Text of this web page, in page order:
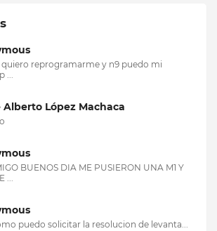
quiero reprogramarme y n9 puedo mi
...
Alberto López Machaca
BUENOS DIA ME PUSIERON UNA M1 Y
...
puedo solicitar la resolucion de levanta...